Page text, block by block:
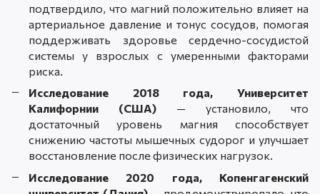
подтвердило, что магний положительно влияет на
артериальное давление и тонус сосудов, помогая
поддерживать здоровье сердечно-сосудистой
системы у взрослых с умеренными факторами
риска.
Исследование 2018 года, Университет
Калифорнии (США) — установило, что
достаточный уровень магния способствует
снижению частоты мышечных судорог и улучшает
восстановление после физических нагрузок.
Исследование 2020 года, Копенгагенский